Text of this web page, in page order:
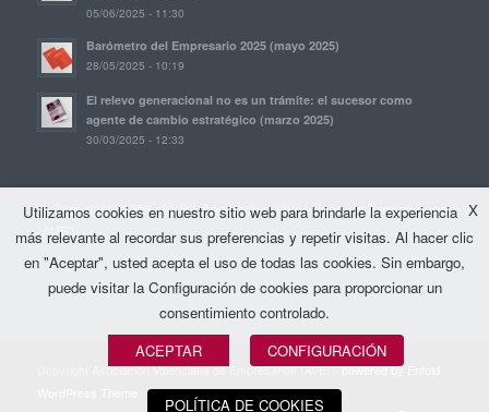
05/06/2025 - 11:30
Barómetro del Empresario 2025 (mayo 2025)
28/05/2025 - 10:19
El relevo generacional no es un trámite: el sucesor como
agente de cambio estratégico (marzo 2025)
30/03/2025 - 12:33
© Copyright, 2021. AVE | Asociación Valenciana de Empresarios
(AVE)
Copyright Asociación Valenciana de Empresarios (AVE) -powered by Enfold
X
Utilizamos cookies en nuestro sitio web para brindarle la experiencia
más relevante al recordar sus preferencias y repetir visitas. Al hacer clic
en "Aceptar", usted acepta el uso de todas las cookies. Sin embargo,
puede visitar la Configuración de cookies para proporcionar un
consentimiento controlado.
ACEPTAR
CONFIGURACIÓN
POLÍTICA DE COOKIES